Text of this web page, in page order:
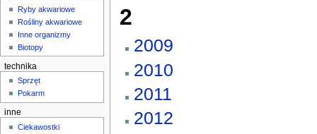
2
2009
2010
2011
2012
Ryby akwariowe
Rośliny akwariowe
Inne organizmy
Biotopy
technika
Sprzęt
Pokarm
inne
Ciekawostki